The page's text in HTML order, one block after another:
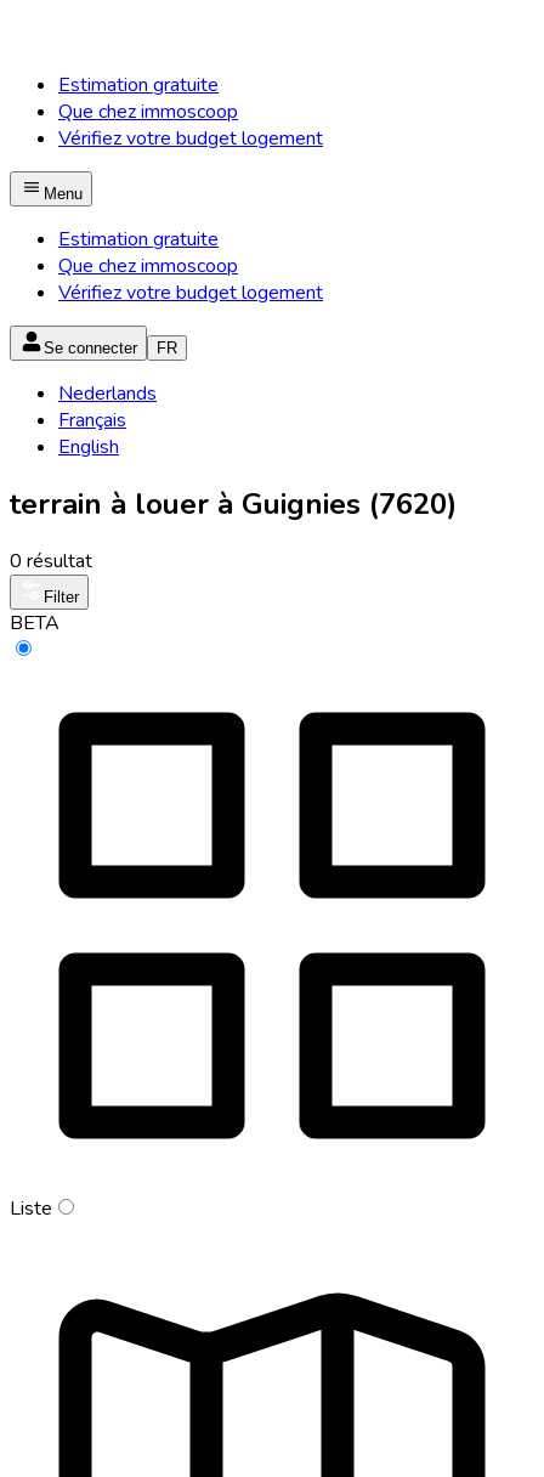
Estimation gratuite
Que chez immoscoop
Vérifiez votre budget logement
Menu
Estimation gratuite
Que chez immoscoop
Vérifiez votre budget logement
Se connecter FR
Nederlands
Français
English
terrain à louer à Guignies (7620)
0 résultat
Filter
BETA
Liste